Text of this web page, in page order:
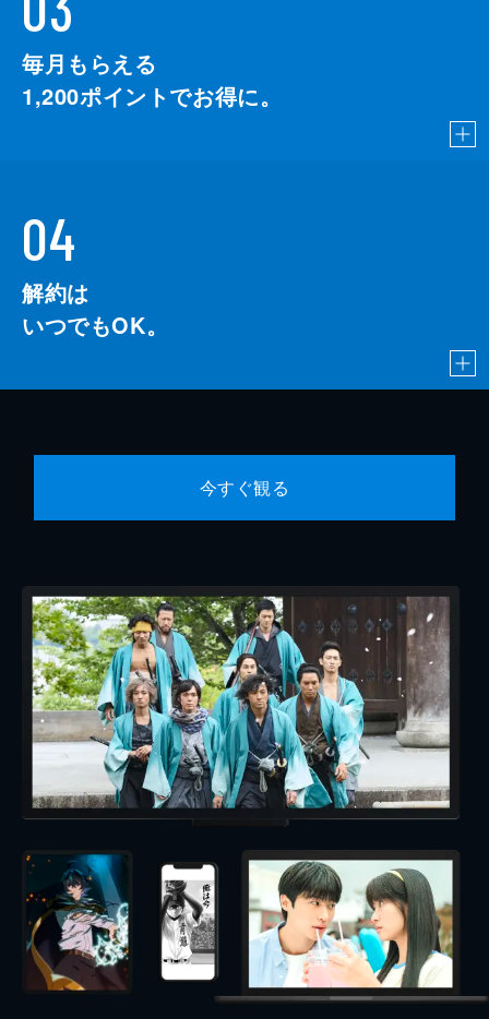
毎月もらえる
1,200ポイントでお得に。
04
解約は
いつでもOK。
今すぐ観る